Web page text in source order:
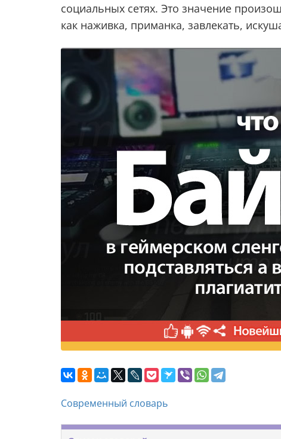
социальных сетях. Это значение
как наживка, приманка, завлекать,
Современный словарь